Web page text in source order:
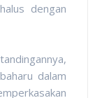
dengan
dalam